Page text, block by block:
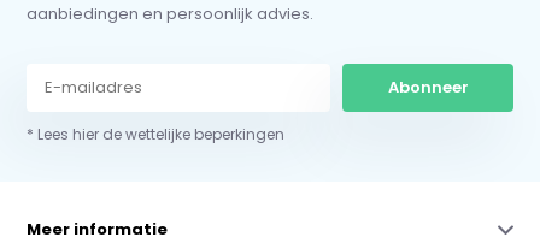
aanbiedingen en persoonlijk advies.
Abonneer
* Lees hier de wettelijke beperkingen
Meer informatie